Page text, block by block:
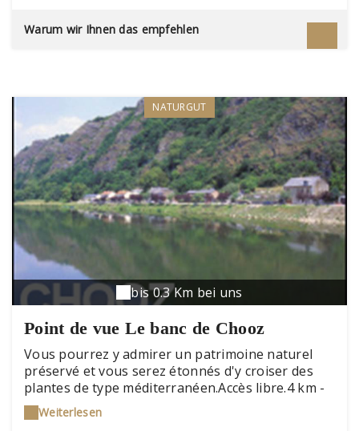
17h30 et 20h30), mercredi, samedi et dimanche
(14h30, 17h30 et 20h30), vendredi (14h30 et
20h30). Horaires billetterie / accueil: Mardi de 17h
suivez-nous sur le site dédié au Manège :
lemanegedegivet.fr
Warum wir Ihnen das empfehlen
NATURGUT
bis 0.3 Km bei uns
Point de vue Le banc de Chooz
Vous pourrez y admirer un patrimoine naturel
préservé et vous serez étonnés d'y croiser des
plantes de type méditerranéen.Accès libre.4 km -
2 heures environDétail du circuit sur :
www.chooz.com (rubrique : Bouger à chooz /
Weiterlesen